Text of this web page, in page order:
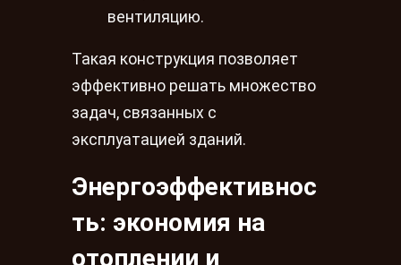
вентиляцию.
Такая конструкция позволяет
эффективно решать множество
задач, связанных с
эксплуатацией зданий.
Энергоэффективнос
ть: экономия на
отоплении и